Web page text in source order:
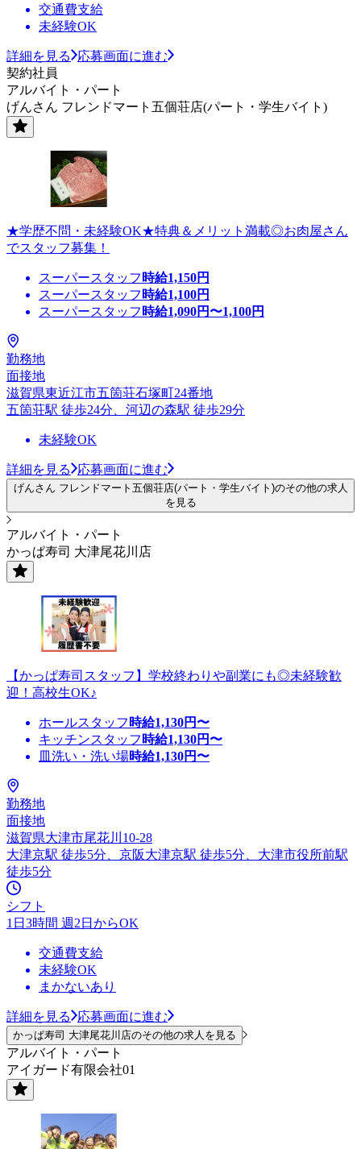
交通費支給
未経験OK
詳細を見る
応募画面に進む
契約社員
アルバイト・パート
げんさん フレンドマート五個荘店(パート・学生バイト)
★学歴不問・未経験OK★特典＆メリット満載◎お肉屋さん
でスタッフ募集！
スーパースタッフ 時給1,150円
スーパースタッフ 時給1,100円
スーパースタッフ 時給1,090円〜1,100円
勤務地
面接地
滋賀県東近江市五箇荘石塚町24番地
五箇荘駅 徒歩24分、河辺の森駅 徒歩29分
未経験OK
詳細を見る 応募画面に進む
げんさん フレンドマート五個荘店(パート・学生バイト)のその他の求人
を見る
アルバイト・パート
かっぱ寿司 大津尾花川店
【かっぱ寿司スタッフ】学校終わりや副業にも◎未経験歓
迎！高校生OK♪
ホールスタッフ 時給1,130円〜
キッチンスタッフ 時給1,130円〜
皿洗い・洗い場時給1,130円〜
勤務地
面接地
滋賀県大津市尾花川10-28
大津京駅 徒歩5分、京阪大津京駅 徒歩5分、大津市役所前駅
徒歩5分
シフト
1日3時間 週2日からOK
交通費支給
未経験OK
まかないあり
詳細を見る 応募画面に進む
かっぱ寿司 大津尾花川店のその他の求人を見る
アルバイト・パート
アイガード有限会社01